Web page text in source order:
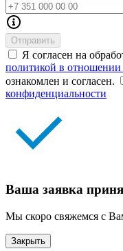
Отправить
Я согласен на
политикой в
ознакомлен и согласен.
конфиденциальности
Ваша заявка
Мы скоро свяжемся с
Закрыть